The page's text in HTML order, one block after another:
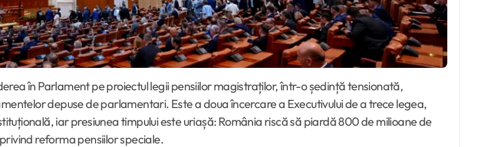
depuse de parlamentari. Este a doua încercare a Executivului de a trece legea,
iar presiunea timpului este uriașă: România riscă să piardă 800 de milioane de
reforma pensiilor speciale.